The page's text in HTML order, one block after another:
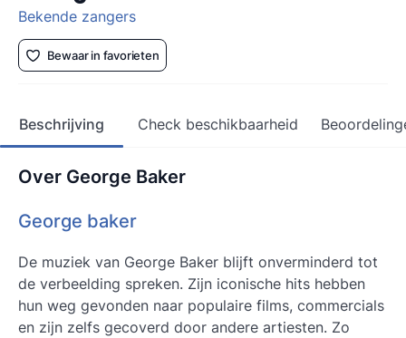
Bekende zangers
Bewaar in favorieten
Beschrijving Check beschikbaarheid
Over George Baker
George baker
De muziek van George Baker blijft onverminderd tot
de verbeelding spreken. Zijn iconische hits hebben
hun weg gevonden naar populaire films, commercials
en zijn zelfs gecoverd door andere artiesten. Zo